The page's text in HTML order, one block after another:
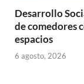
Desarrollo
de comedores
espacios
6 agosto, 2026